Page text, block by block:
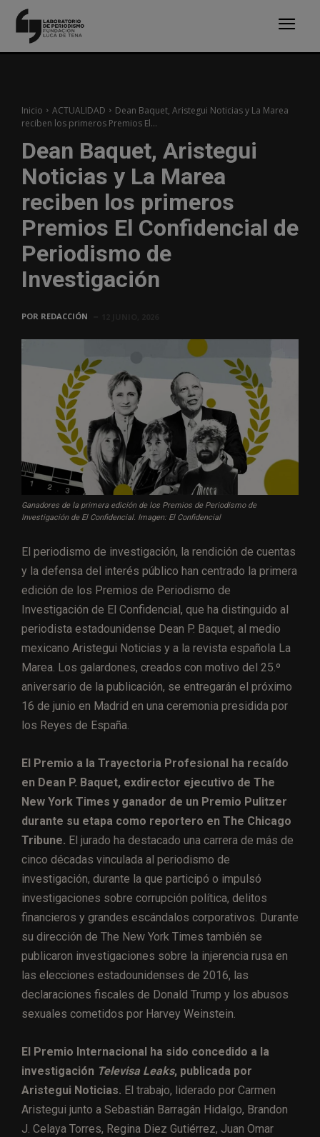
Inicio ACTUALIDAD
Dean Baquet, Aristegui Noticias y La Marea
reciben los primeros Premios El...
Dean Baquet, Aristegui
Noticias y La Marea
reciben los primeros
Premios El Confidencial de
Periodismo de
Investigación
POR REDACCIÓN
Ganadores de la primera edición de los Premios de Periodismo de
Investigación de El Confidencial. Imagen: El Confidencial
El periodismo de investigación, la rendición de cuentas
y la defensa del interés público han centrado la primera
edición de los Premios de Periodismo de
Investigación de El Confidencial, que ha distinguido al
periodista estadounidense Dean P. Baquet, al medio
mexicano Aristegui Noticias y a la revista española La
Marea. Los galardones, creados con motivo del 25.º
aniversario de la publicación, se entregarán el próximo
16 de junio en Madrid en una ceremonia presidida por
los Reyes de España.
El Premio a la Trayectoria Profesional ha recaído
en Dean P. Baquet, exdirector ejecutivo de The
New York Times y ganador de un Premio Pulitzer
durante su etapa como reportero en The Chicago
Tribune. El jurado ha destacado una carrera de más de
cinco décadas vinculada al periodismo de
investigación, durante la que participó o impulsó
investigaciones sobre corrupción política, delitos
financieros y grandes escándalos corporativos. Durante
su dirección de The New York Times también se
publicaron investigaciones sobre la injerencia rusa en
las elecciones estadounidenses de 2016, las
declaraciones fiscales de Donald Trump y los abusos
sexuales cometidos por Harvey Weinstein.
El Premio Internacional ha sido concedido a la
investigación Televisa Leaks, publicada por
Aristegui Noticias. El trabajo, liderado por Carmen
Aristegui junto a Sebastián Barragán Hidalgo, Brandon
J. Celaya Torres, Regina Diez Gutiérrez, Juan Omar